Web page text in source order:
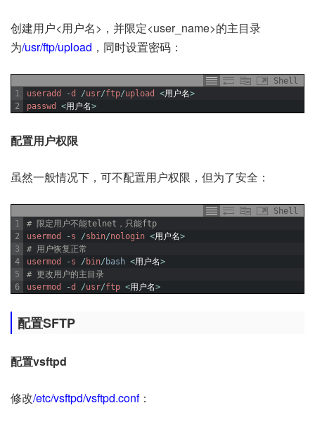
创建用户<用户名>，并限定<user_name>的主目录
为/usr/ftp/upload ，同时设置密码：
Shell
1
2
useradd -d /usr/ftp/upload <用户名>
passwd
<用户名>
配置用户权限
虽然一般情况下，可不配置用户权限，但为了安全：
Shell
1
2
3
4
5
6
# 限定用户不能telnet，只能ftp
usermod
-s /sbin/nologin <用户名>
# 用户恢复正常
usermod
-s / bin/ bash <用户名>
# 更改用户的主目录
usermod
-d /usr/ftp <用户名>
配置SFTP
配置vsftpd
修改/etc/vsftpd/vsftpd.conf：